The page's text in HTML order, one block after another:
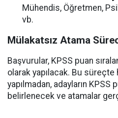
Mühendis, Öğretmen,
vb.
Mülakatsız Atama
Başvurular, KPSS puan
olarak yapılacak. Bu
yapılmadan, adayların KPSS
belirlenecek ve atamalar